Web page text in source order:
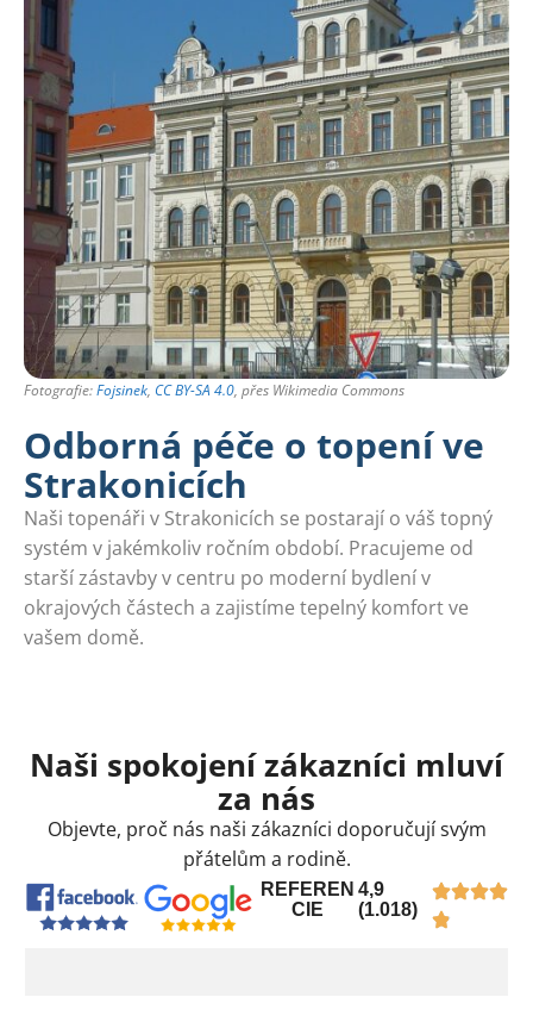
Fotografie:Fojsinek, CC BY-SA 4.0, přes Wikimedia Commons
Odborná péče o topení ve
Strakonicích
Naši topenáři v Strakonicích se postarají o váš topný
systém v jakémkoliv ročním období. Pracujeme od
starší zástavby v centru po moderní bydlení v
okrajových částech a zajistíme tepelný komfort ve
vašem domě.
Naši spokojení zákazníci mluví
za nás
Objevte, proč nás naši zákazníci doporučují svým
přátelům a rodině.
REFEREN
CIE
4,9
(1.018)